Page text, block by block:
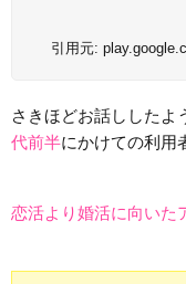
引用元:
さきほどお話ししたよ
代前半にかけての利用
恋活より婚活に向いた